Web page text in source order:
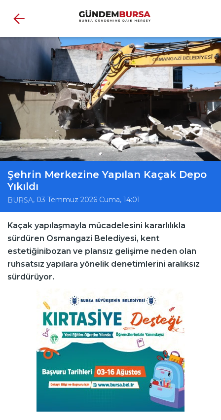
Şehrin Merkezine Yapılan Kaçak Depo
Yıkıldı
BURSA, 03 Temmuz 2026 Cuma, 14:01
Kaçak yapılaşmayla mücadelesini kararlılıkla
sürdüren Osmangazi Belediyesi, kent
estetiğinibozan ve plansız gelişime neden olan
ruhsatsız yapılara yönelik denetimlerini aralıksız
sürdürüyor.